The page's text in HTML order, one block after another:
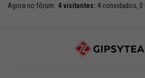
Agora no fórum: 4 visitantes: 4 convidados, 0